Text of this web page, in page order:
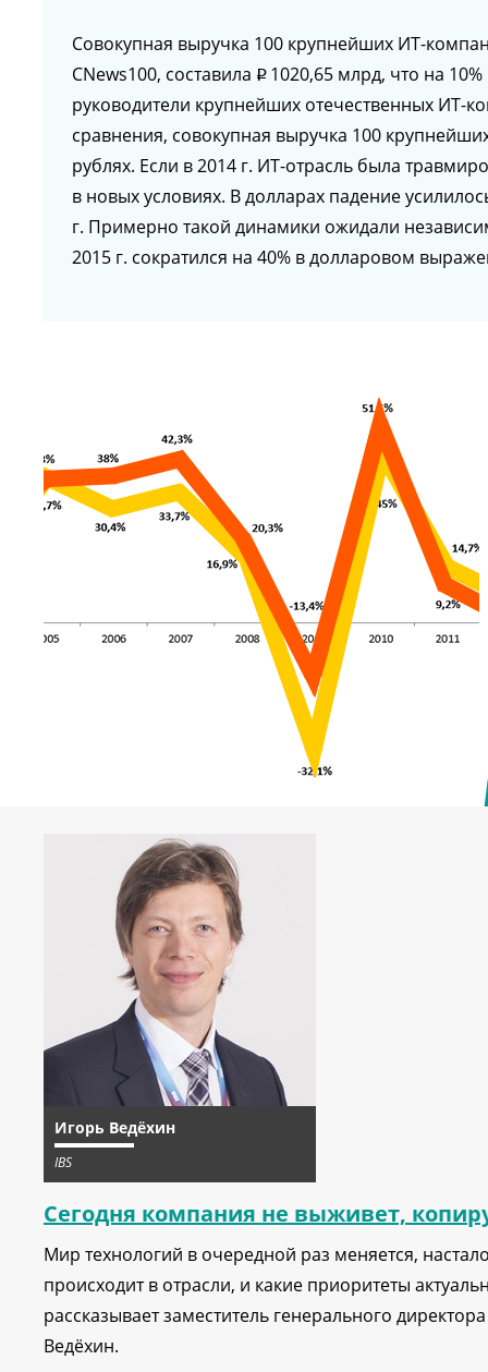
Совокупная выручка 100 крупнейших ИТ-
CNews100, составила p 1020,65 млрд, что на
руководители крупнейших отечественных ИТ-
сравнения, совокупная выручка 100
рублях. Если в 2014 г. ИТ-отрасль была
в новых условиях. В долларах падение
г. Примерно такой динамики ожидали
2015 г. сократился на 40% в долларовом
Игорь Ведёхин
IBS
Сегодня компания не выживет,
Мир технологий в очередной раз меняется,
происходит в отрасли, и какие приоритеты
рассказывает заместитель генерального
Ведёхин.